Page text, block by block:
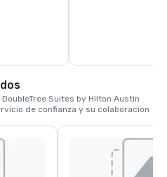
Suites by Hilton Austin
de confianza y su colaboración